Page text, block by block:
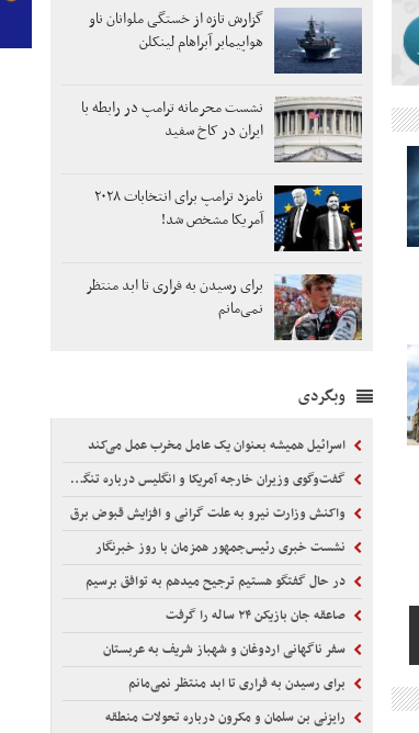
گزارش تازه از خستگی ملوانان ناو
هواپیمابر آبراهام لینکلن
نشست محرمانه ترامپ در رابطه با
ایران در کاخ سفید
نامزد ترامپ برای انتخابات ۲۰۲۸
آمریکا مشخص شد!
برای رسیدن به فراری تا ابد منتظر
نمی‌مانم
وبگردی
اسرائیل همیشه بعنوان یک عامل مخرب عمل می‌کند
گفت‌وگوی وزیران خارجه آمریکا و انگلیس درباره تنگه هرمز
واکنش وزارت نیرو به علت گرانی و افزایش قبوض برق
نشست خبری رئیس‌جمهور همزمان با روز خبرنگار
در حال گفتگو هستیم ترجیح میدهم به توافق برسیم
صاعقه جان بازیکن ۲۴ ساله را گرفت
سفر ناگهانی اردوغان و شهباز شریف به عربستان
برای رسیدن به فراری تا ابد منتظر نمی‌مانم
رایزنی بن سلمان و مکرون درباره تحولات منطقه